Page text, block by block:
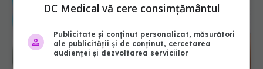
DC Medical vă cere consimțământul
Publicitate și conținut personalizat, măsurători
ale publicității și de conținut, cercetarea
audienței și dezvoltarea serviciilor